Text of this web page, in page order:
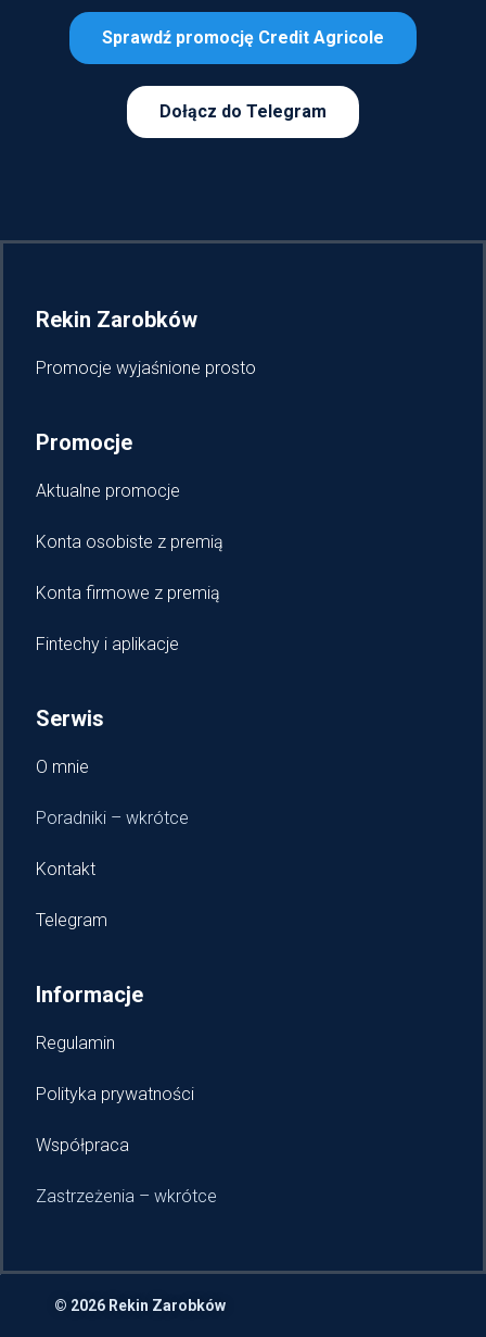
Sprawdź promocję Credit Agricole
Dołącz do Telegram
Rekin Zarobków
Promocje wyjaśnione prosto
Promocje
Aktualne promocje
Konta osobiste z premią
Konta firmowe z premią
Fintechy i aplikacje
Serwis
O mnie
Poradniki – wkrótce
Kontakt
Telegram
Informacje
Regulamin
Polityka prywatności
Współpraca
Zastrzeżenia – wkrótce
© 2026 Rekin Zarobków